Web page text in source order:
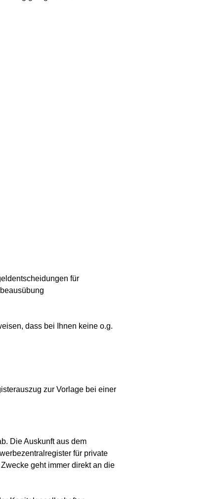
für
dass bei Ihnen keine o.g.
zur Vorlage bei einer
Die Auskunft aus dem
für private
geht immer direkt an die